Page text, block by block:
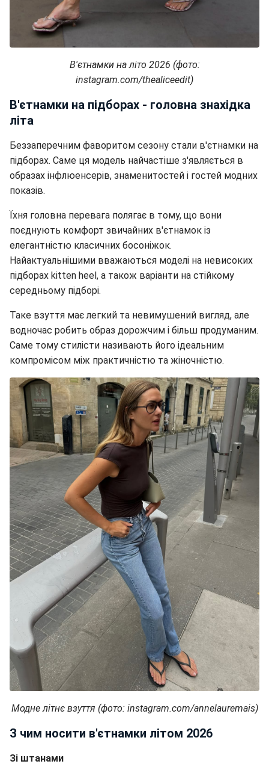
В'єтнамки на літо 2026 (фото:
instagram.com/thealiceedit)
В'єтнамки на підборах - головна знахідка
літа
Беззаперечним фаворитом сезону стали в'єтнамки на
підборах. Саме ця модель найчастіше з'являється в
образах інфлюенсерів, знаменитостей і гостей модних
показів.
Їхня головна перевага полягає в тому, що вони
поєднують комфорт звичайних в'єтнамок із
елегантністю класичних босоніжок.
Найактуальнішими вважаються моделі на невисоких
підборах kitten heel, а також варіанти на стійкому
середньому підборі.
Таке взуття має легкий та невимушений вигляд, але
водночас робить образ дорожчим і більш продуманим.
Саме тому стилісти називають його ідеальним
компромісом між практичністю та жіночністю.
Модне літнє взуття (фото: instagram.com/annelauremais)
З чим носити в'єтнамки літом 2026
Зі штанами